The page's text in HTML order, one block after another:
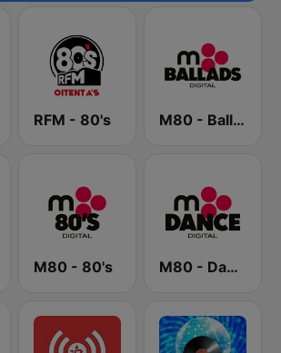
RFM - 80's M80 - Ballads
M80 - 80's M80 - Dance